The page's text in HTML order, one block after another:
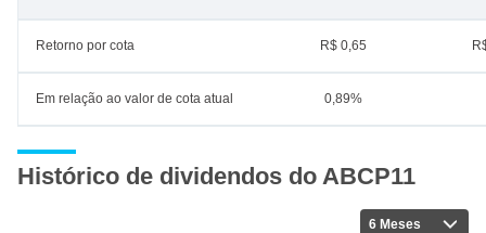
Retorno por cota R$ 0,65
Em relação ao valor de cota atual 0,89%
Histórico de dividendos do ABCP11
6 Meses